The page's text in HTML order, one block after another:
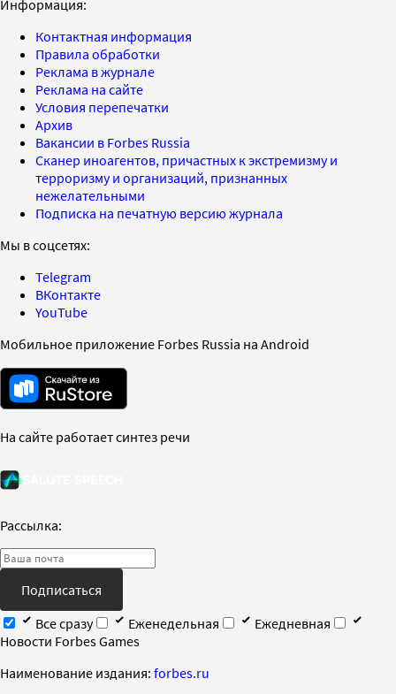
Информация:
Контактная информация
Правила обработки
Реклама в журнале
Реклама на сайте
Условия перепечатки
Архив
Вакансии в Forbes Russia
Сканер иноагентов, причастных к экстремизму и
терроризму и организаций, признанных
нежелательными
Подписка на печатную версию журнала
Мы в соцсетях:
Telegram
ВКонтакте
YouTube
Мобильное приложение Forbes Russia на Android
На сайте работает синтез речи
Рассылка:
Подписаться
Все сразу
Еженедельная
Ежедневная
Новости Forbes Games
Наименование издания: forbes.ru